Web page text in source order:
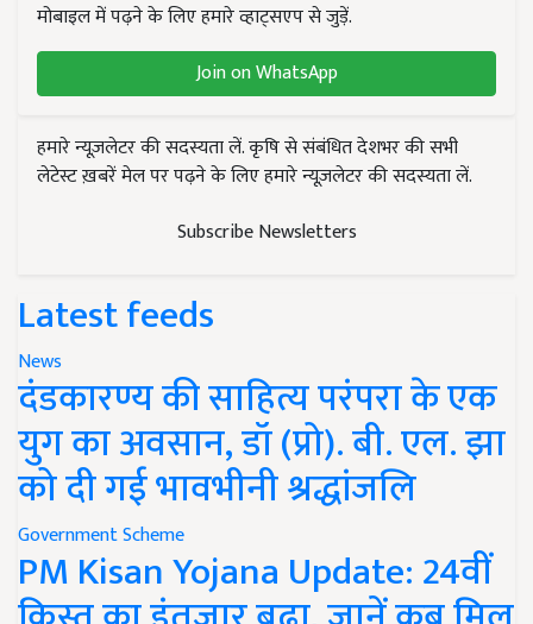
मोबाइल में पढ़ने के लिए हमारे व्हाट्सएप से जुड़ें.
Join on WhatsApp
हमारे न्यूज़लेटर की सदस्यता लें. कृषि से संबंधित देशभर की सभी
लेटेस्ट ख़बरें मेल पर पढ़ने के लिए हमारे न्यूज़लेटर की सदस्यता लें.
Subscribe Newsletters
Latest feeds
News
दंडकारण्य की साहित्य परंपरा के एक
युग का अवसान, डॉ (प्रो). बी. एल. झा
को दी गई भावभीनी श्रद्धांजलि
Government Scheme
PM Kisan Yojana Update: 24वीं